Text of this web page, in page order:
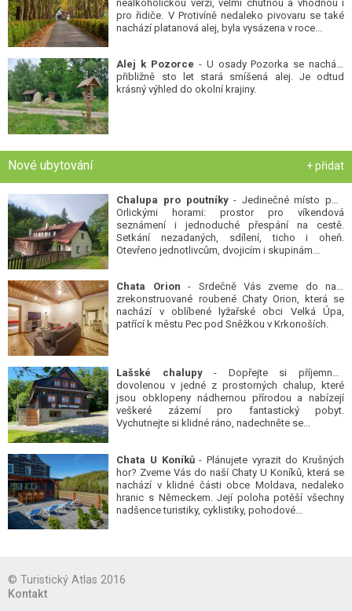
nealkoholickou verzi, velmi chutnou a vhodnou i
pro řidiče. V Protivíně nedaleko pivovaru se také
nachází platanová alej, byla vysázena v roce...
Alej k Pozorce - U osady Pozorka se nachází
přibližně sto let stará smíšená alej. Je odtud
krásný výhled do okolní krajiny.
Nové ubytování + přidat
Chalupa pro poutníky- Jedinečné místo pod
Orlickými horami: prostor pro víkendová
seznámení i jednoduché přespání na cestě.
Setkání nezadaných, sdílení, ticho i oheň.
Otevřeno jednotlivcům, dvojicím i skupinám...
Chata Orion - Srdečně Vás zveme do naší
zrekonstruované roubené Chaty Orion, která se
nachází v oblíbené lyžařské obci Velká Úpa,
patřící k městu Pec pod Sněžkou v Krkonoších.
Lašské chalupy- Dopřejte si příjemnou
dovolenou v jedné z prostorných chalup, které
jsou obklopeny nádhernou přírodou a nabízejí
veškeré zázemí pro fantastický pobyt.
Vychutnejte si klidné ráno, nadechněte se...
Chata U Koníků- Plánujete vyrazit do Krušných
hor? Zveme Vás do naší Chaty U Koníků, která se
nachází v klidné části obce Moldava, nedaleko
hranic s Německem. Její poloha potěší všechny
nadšence turistiky, cyklistiky, pohodové...
© Turistický Atlas 2016
Kontakt